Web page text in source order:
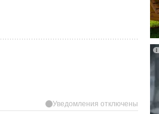
Уведомления отключены